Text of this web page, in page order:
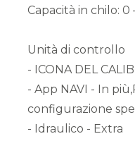
Capacità in chilo: 0
Unità di controllo
- ICONA DEL
- App NAVI - In
configurazione
- Idraulico - Extra